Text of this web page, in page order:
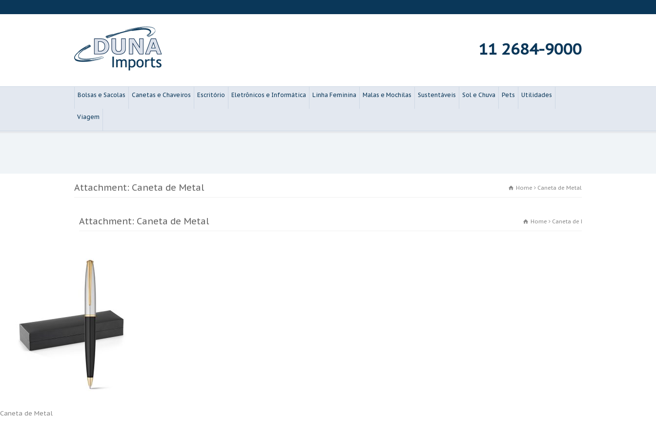
11 2684-9000
Bolsas e Sacolas Canetas e Chaveiros Escritório Eletrônicos e Informática Linha Feminina Malas e Mochilas Sustentáveis Sol e Chuva Pets Utilidades
Viagem
Attachment: Caneta de Metal Home Caneta de Metal
Attachment: Caneta de Metal Home Caneta de Metal
Caneta de Metal